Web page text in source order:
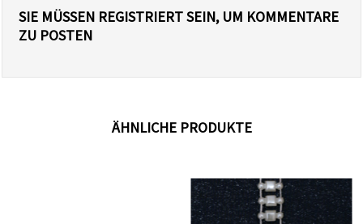
SIE MÜSSEN REGISTRIERT SEIN, UM KOMMENTARE
ZU POSTEN
ÄHNLICHE PRODUKTE